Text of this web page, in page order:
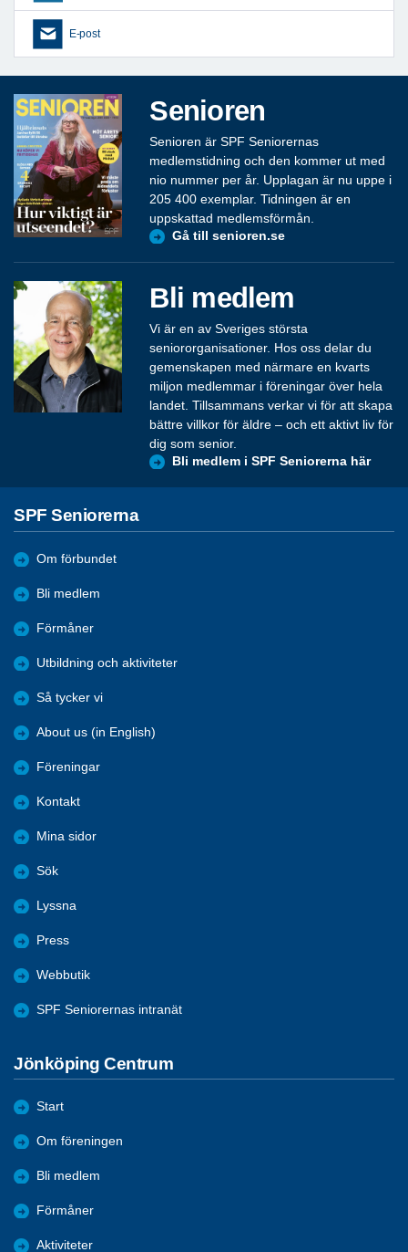
E-post
Senioren
Senioren är SPF Seniorernas
medlemstidning och den kommer ut med
nio nummer per år. Upplagan är nu uppe i
205 400 exemplar. Tidningen är en
uppskattad medlemsförmån.
Gå till senioren.se
Bli medlem
Vi är en av Sveriges största
seniororganisationer. Hos oss delar du
gemenskapen med närmare en kvarts
miljon medlemmar i föreningar över hela
landet. Tillsammans verkar vi för att skapa
bättre villkor för äldre – och ett aktivt liv för
dig som senior.
Bli medlem i SPF Seniorerna här
SPF Seniorerna
Om förbundet
Bli medlem
Förmåner
Utbildning och aktiviteter
Så tycker vi
About us (in English)
Föreningar
Kontakt
Mina sidor
Sök
Lyssna
Press
Webbutik
SPF Seniorernas intranät
Jönköping Centrum
Start
Om föreningen
Bli medlem
Förmåner
Aktiviteter